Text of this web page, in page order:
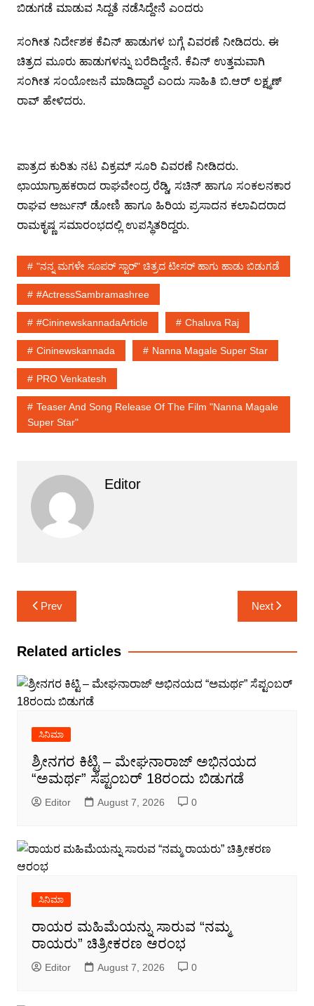
ಬಿಡುಗಡೆ ಮಾಡುವ ಸಿದ್ದತೆ ನಡೆಸಿದ್ದೇನೆ ಎಂದರು
ಸಂಗೀತ ನಿರ್ದೇಶಕ ಕೆವಿನ್ ಹಾಡುಗಳ ಬಗ್ಗೆ ವಿವರಣೆ ನೀಡಿದರು. ಈ
ಚಿತ್ರದ ಮೂರು ಹಾಡುಗಳನ್ನು ಬರೆದಿದ್ದೇನೆ. ಕೆವಿನ್ ಉತ್ತಮವಾಗಿ
ಸಂಗೀತ ಸಂಯೋಜನೆ ಮಾಡಿದ್ದಾರೆ ಎಂದು ಸಾಹಿತಿ ಬಿ.ಆರ್ ಲಕ್ಷ್ಮಣ್
ರಾವ್ ಹೇಳಿದರು.
ಪಾತ್ರದ ಕುರಿತು ನಟ ವಿಕ್ರಮ್ ಸೂರಿ ವಿವರಣೆ ನೀಡಿದರು.
ಛಾಯಾಗ್ರಾಹಕರಾದ ರಾಘವೇಂದ್ರ ರೆಡ್ಡಿ, ಸಚಿನ್ ಹಾಗೂ ಸಂಕಲನಕಾರ
ರಾಘವ ಅರ್ಜುನ್ ಡೋಣಿ ಹಾಗೂ ಹಿರಿಯ ಪ್ರಸಾದನ ಕಲಾವಿದರಾದ
ರಾಮಕೃಷ್ಣ ಸಮಾರಂಭದಲ್ಲಿ ಉಪಸ್ಥಿತರಿದ್ದರು.
"ನನ್ನ ಮಗಳೇ ಸೂಪರ್ ಸ್ಟಾರ್" ಚಿತ್ರದ ಟೀಸರ್ ಹಾಗು ಹಾಡು ಬಿಡುಗಡೆ
#ActressSambramashree
#cininewskannadaArticle Chaluva Raj
Cininewskannada Nanna Magale Super Star
PRO Venkatesh
Teaser And Song Release Of The Film "Nanna Magale
Super Star"
Editor
Post
navigation
Prev Next
Related articles
ಸಿನಿಮಾ
ಶ್ರೀನಗರ ಕಿಟ್ಟಿ – ಮೇಘನಾರಾಜ್ ಅಭಿನಯದ
“ಅಮರ್ಥ” ಸೆಪ್ಟಂಬರ್ 18ರಂದು ಬಿಡುಗಡೆ
Editor August 7, 2026 0
ಸಿನಿಮಾ
ರಾಯರ ಮಹಿಮೆಯನ್ನು ಸಾರುವ “ನಮ್ಮ
ರಾಯರು” ಚಿತ್ರೀಕರಣ ಆರಂಭ
Editor August 7, 2026 0